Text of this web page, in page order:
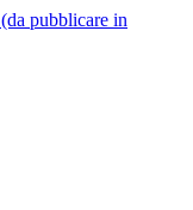
pubblicare in